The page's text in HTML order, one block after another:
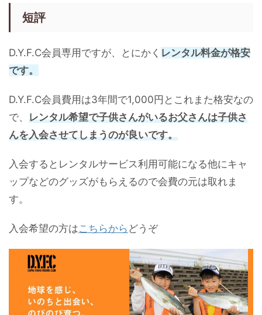
短評
D.Y.F.C会員専用ですが、とにかく レンタル料金が格安
です。
D.Y.F.C会員費用は3年間で1,000円とこれまた格安なの
で、 レンタル希望で子供さんがいるお父さんは子供さ
んを入会させてしまうのが良いです。
入会するとレンタルサービス利用可能になる他にキャ
ップなどのグッズがもらえるので会費の元は取れま
す。
入会希望の方はこちらから どうぞ